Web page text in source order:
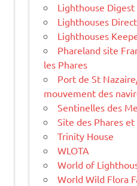
Lighthouse Digest
Lighthouses
Lighthouses
Phareland site
les Phares
Port de St
mouvement des
Sentinelles des
Site des Phares et
Trinity House
WLOTA
World of
World Wild Flora